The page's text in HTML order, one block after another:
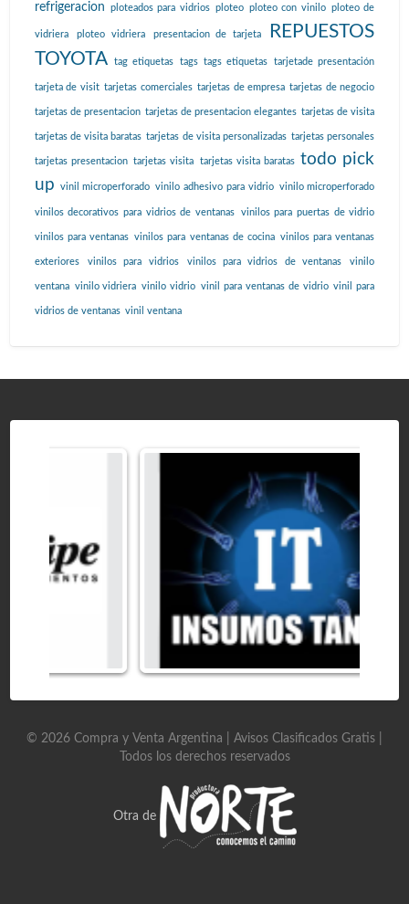
refrigeracion ploteados para vidrios ploteo ploteo con vinilo ploteo de
vidriera ploteo vidriera presentacion de tarjeta
REPUESTOS
TOYOTA
tag etiquetas tags tags etiquetas tarjetade presentación
tarjeta de visit tarjetas comerciales tarjetas de empresa tarjetas de negocio
tarjetas de presentacion tarjetas de presentacion elegantes tarjetas de visita
tarjetas de visita baratas tarjetas de visita personalizadas tarjetas personales
tarjetas presentacion tarjetas visita tarjetas visita baratas todo pick
up
vinil microperforado vinilo adhesivo para vidrio vinilo microperforado
vinilos decorativos para vidrios de ventanas vinilos para puertas de vidrio
vinilos para ventanas vinilos para ventanas de cocina vinilos para ventanas
exteriores vinilos para vidrios vinilos para vidrios de ventanas vinilo
ventana vinilo vidriera vinilo vidrio vinil para ventanas de vidrio vinil para
vidrios de ventanas vinil ventana
© 2026 Compra y Venta Argentina | Avisos Clasificados Gratis
Todos los derechos reservados
Otra de